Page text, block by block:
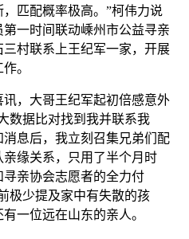
匹配概率极高。”柯伟力说
一时间联动嵊州市公益寻亲
村联系上王纪军一家，开展
。
，大哥王纪军起初倍感意外
数据比对找到我并联系我
息后，我立刻召集兄弟们配
缘关系，只用了半个月时
亲协会志愿者的全力付
极少提及家中有失散的孩
一位远在山东的亲人。